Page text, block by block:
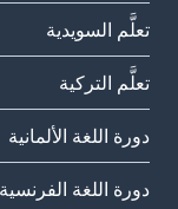
تعلَّم السويدية
تعلَّم التركية
دورة اللغة الألمانية
دورة اللغة الفرنسية